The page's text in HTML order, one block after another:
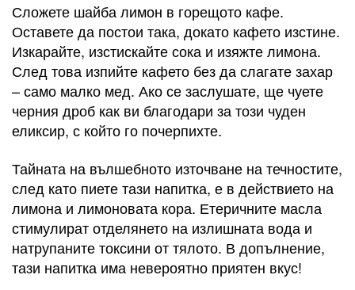
Сложете шайба лимон в горещото кафе.
Оставете да постои така, докато кафето изстине.
Изкарайте, изстискайте сока и изяжте лимона.
След това изпийте кафето без да слагате захар
– само малко мед. Ако се заслушате, ще чуете
черния дроб как ви благодари за този чуден
еликсир, с който го почерпихте.
Тайната на вълшебното източване на течностите,
след като пиете тази напитка, е в действието на
лимона и лимоновата кора. Етеричните масла
стимулират отделянето на излишната вода и
натрупаните токсини от тялото. В допълнение,
тази напитка има невероятно приятен вкус!